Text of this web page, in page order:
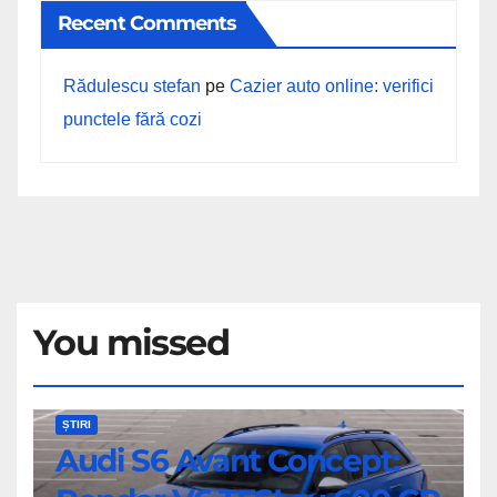
Recent Comments
Rădulescu stefan pe Cazier auto online: verifici
punctele fără cozi
You missed
Audi
S6
Avant
ȘTIRI
Audi S6 Avant Concept: